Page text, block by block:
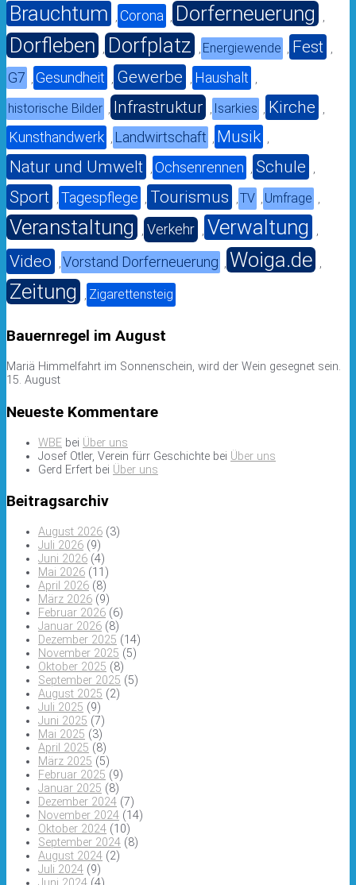
Brauchtum , Corona , Dorferneuerung ,
Dorfleben , Dorfplatz , Energiewende , Fest ,
G7 , Gesundheit , Gewerbe , Haushalt ,
historische Bilder , Infrastruktur , Isarkies , Kirche ,
Kunsthandwerk , Landwirtschaft , Musik ,
Natur und Umwelt , Ochsenrennen , Schule ,
Sport , Tagespflege , Tourismus ,TV , Umfrage ,
Veranstaltung , Verkehr , Verwaltung ,
Video ,Vorstand Dorferneuerung , Woiga.de ,
Zeitung , Zigarettensteig
Bauernregel im August
Mariä Himmelfahrt im Sonnenschein, wird der Wein gesegnet sein.
15. August
Neueste Kommentare
WBE bei Über uns
Josef Otler, Verein fürr Geschichte bei Über uns
Gerd Erfert bei Über uns
Beitragsarchiv
August 2026 (3)
Juli 2026 (9)
Juni 2026 (4)
Mai 2026 (11)
April 2026 (8)
März 2026 (9)
Februar 2026 (6)
Januar 2026 (8)
Dezember 2025 (14)
November 2025 (5)
Oktober 2025 (8)
September 2025 (5)
August 2025 (2)
Juli 2025 (9)
Juni 2025 (7)
Mai 2025 (3)
April 2025 (8)
März 2025 (5)
Februar 2025 (9)
Januar 2025 (8)
Dezember 2024 (7)
November 2024 (14)
Oktober 2024 (10)
September 2024 (8)
August 2024 (2)
Juli 2024 (9)